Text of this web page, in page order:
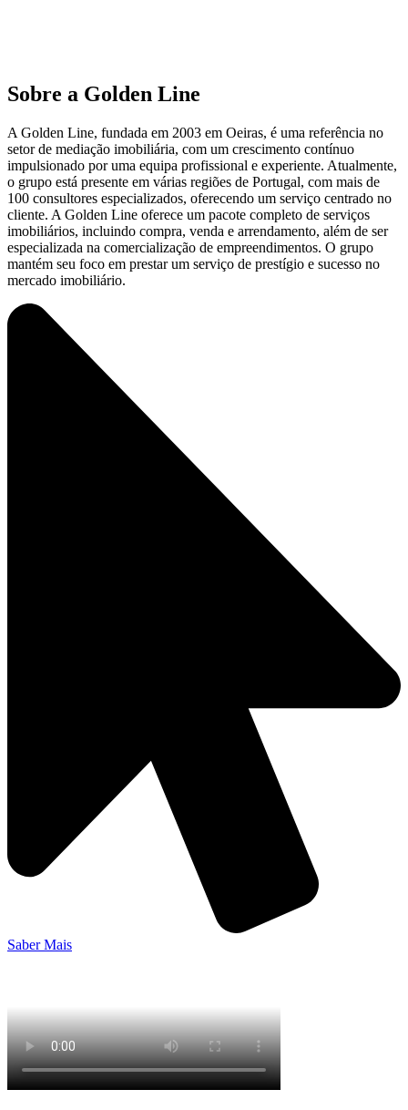
Sobre a Golden Line
A Golden Line, fundada em 2003 em Oeiras, é uma referência no
setor de mediação imobiliária, com um crescimento contínuo
impulsionado por uma equipa profissional e experiente. Atualmente,
o grupo está presente em várias regiões de Portugal, com mais de
100 consultores especializados, oferecendo um serviço centrado no
cliente. A Golden Line oferece um pacote completo de serviços
imobiliários, incluindo compra, venda e arrendamento, além de ser
especializada na comercialização de empreendimentos. O grupo
mantém seu foco em prestar um serviço de prestígio e sucesso no
mercado imobiliário.
Saber Mais